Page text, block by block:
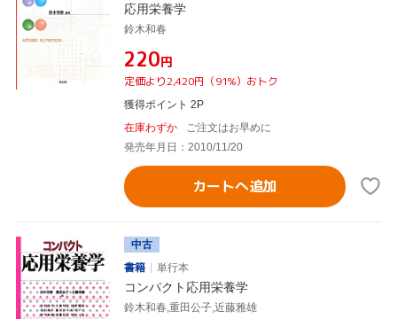
応用栄養学
鈴木和春
¥220円
定価より2,420円（91%）おトク
獲得ポイント 2P
在庫わずか
ご注文はお早めに
発売年月日：2010/11/20
カートへ追加
中古
書籍
単行本
コンパクト応用栄養学
鈴木和春,重田公子,近藤雅雄